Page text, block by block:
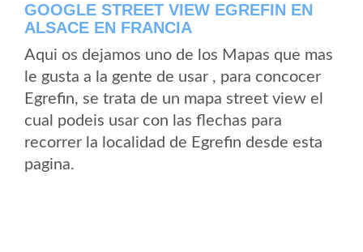
GOOGLE STREET VIEW EGREFIN EN
ALSACE EN FRANCIA
Aqui os dejamos uno de los Mapas que mas
le gusta a la gente de usar , para concocer
Egrefin, se trata de un mapa street view el
cual podeis usar con las flechas para
recorrer la localidad de Egrefin desde esta
pagina.